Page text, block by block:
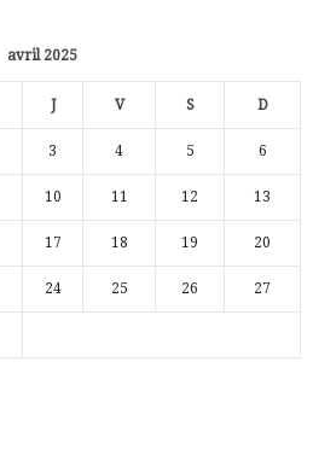
avril 2025
J V S D
3 4 5 6
10 11 12 13
17 18 19 20
24 25 26 27